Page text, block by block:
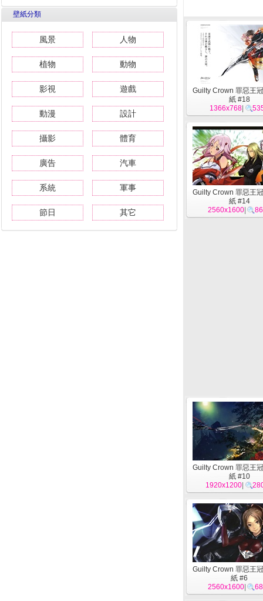
壁紙分類
風景 人物
植物 動物
影視 遊戲
動漫 設計
攝影 體育
廣告 汽車
系統 軍事
節日 其它
Guilty Crown 罪惡王
紙 #18
1366x768
Guilty Crown 罪惡王
紙 #14
2560x1600
Guilty Crown 罪惡王
紙 #10
1920x1200
Guilty Crown 罪惡王
紙 #6
2560x1600